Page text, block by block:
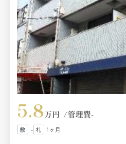
5.8万円 管理費-
- 1ヶ月